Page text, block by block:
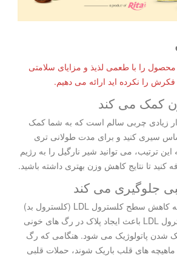
محصول را با طعمی لذیذ و مزایای سلامتی
را نکرده اید ارائه می دهیم.
زیادی چربی سالم است که به شما کمک
سیری کنید و برای مدت طولانی تری
ترتیب، می توانید شیر نارگیل را به رژیم
کنید تا نتایج کاهش وزن بهتری داشته باشید.
شیر نارگیل می تواند به کاهش سطح کلسترول LDL (کلسترول بد)
در بدن کمک کند. کلسترول LDL باعث ایجاد پلاک در رگ های خونی
شدن پاتولوژیک می شود. هنگامی که رگ
ماهیچه های قلب باریک شوند، حملات قلبی